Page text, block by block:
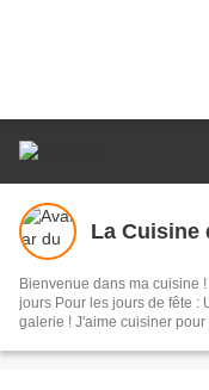
La Cuisine
Bienvenue dans ma cuisine ! Je propose des recettes simples pour tous les
jours Pour les jours de fête :
galerie ! J'aime cuisiner pour mon plaisir... surtout pour faire plaisir. J'adore la
peut arriver ! En